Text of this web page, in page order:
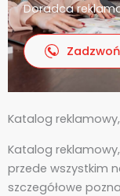
Doradca
Zadzwoń
Katalog
Katalog
przede wszystkim
szczegółowe